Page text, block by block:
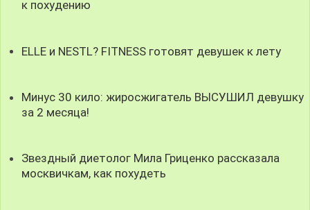
к похудению
ELLE и NESTL? FITNESS готовят девушек к лету
Минус 30 кило: жиросжигатель ВЫСУШИЛ девушку
за 2 месяца!
Звездный диетолог Мила Гриценко рассказала
москвичкам, как похудеть